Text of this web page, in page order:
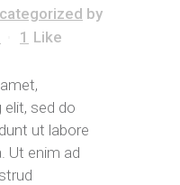
by
1 Like
sed do
ut labore
Ut enim ad